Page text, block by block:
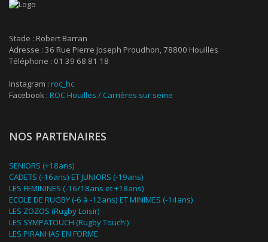
Stade : Robert Barran
Adresse : 36 Rue Pierre Joseph Proudhon, 78800 Houilles
Téléphone : 01 39 68 81 18
Instagram : roc_hc
Facebook : ROC Houilles / Carrières sur seine
NOS PARTENAIRES
SENIORS (+18ans)
CADETS (-16ans) ET JUNIORS (-19ans)
LES FEMININES (-16/18ans et +18ans)
ECOLE DE RUGBY (-6 à -12ans) ET MINIMES (-14ans)
LES ZOZOS (Rugby Loisir)
LES SYMPATOUCH (Rugby Touch')
LES PIRANHAS EN FORME